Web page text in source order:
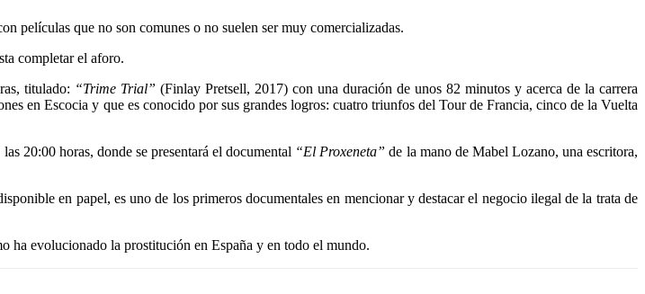
películas que no son comunes o no suelen ser muy comercializadas.
completar el aforo.
titulado: “Trime Trial” (Finlay Pretsell, 2017) con una duración de unos 82 minutos y acerca de la carrera
en Escocia y que es conocido por sus grandes logros: cuatro triunfos del Tour de Francia, cinco de la Vuelta
las 20:00 horas, donde se presentará el documental “El Proxeneta” de la mano de Mabel Lozano, una escritora,
en papel, es uno de los primeros documentales en mencionar y destacar el negocio ilegal de la trata de
ha evolucionado la prostitución en España y en todo el mundo.